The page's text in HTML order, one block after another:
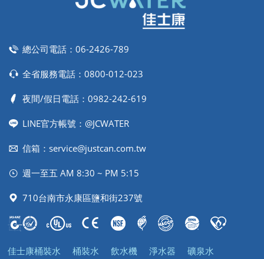
總公司電話：06-2426-789
全省服務電話：0800-012-023
夜間/假日電話：0982-242-619
LINE官方帳號：@JCWATER
信箱：service@justcan.com.tw
週一至五 AM 8:30 ~ PM 5:15
710台南市永康區鹽和街237號
佳士康桶裝水 桶裝水 飲水機 淨水器
礦泉水